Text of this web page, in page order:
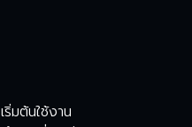
เริ่มต้นใช้งาน